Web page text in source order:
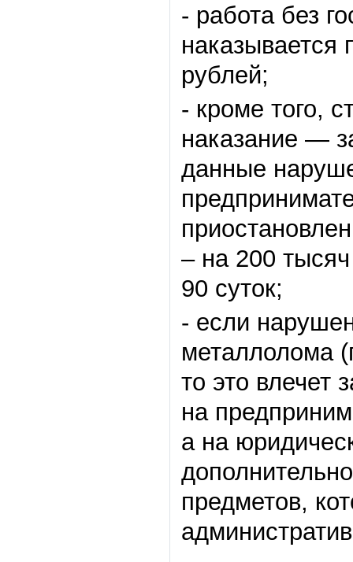
- работа без
рублей;
- кроме того,
наказание —
данные
– на 200
90 суток;
- если
металлолома
то это влечет
на
а на
предметов,